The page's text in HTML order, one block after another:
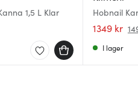
1,5 L Klar Hobnail
1349 kr
I lager